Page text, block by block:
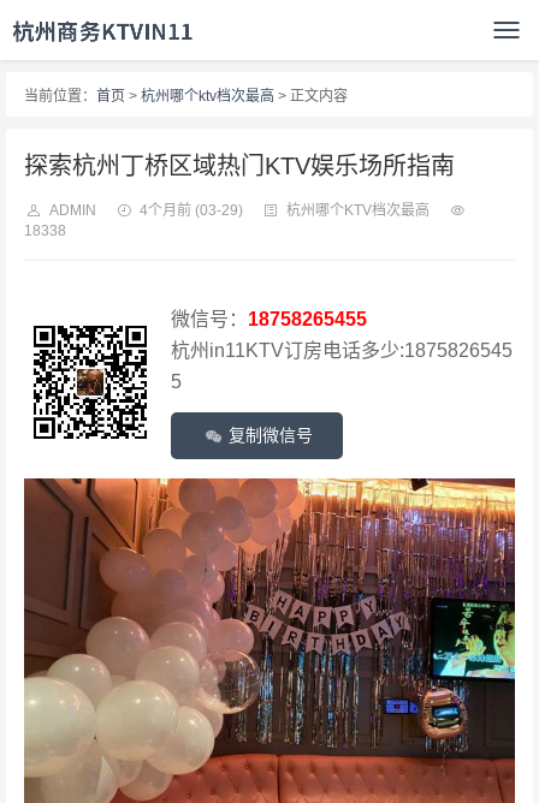
当前位置： 首页 > 杭州哪个ktv档次最高 > 正文内容
探索杭州丁桥区域热门KTV娱乐场所指南
ADMIN 4个月前 (03-29)
杭州哪个KTV档次最高
18338
微信号： 18758265455
杭州in11KTV订房电话多少:1875826545
5
复制微信号